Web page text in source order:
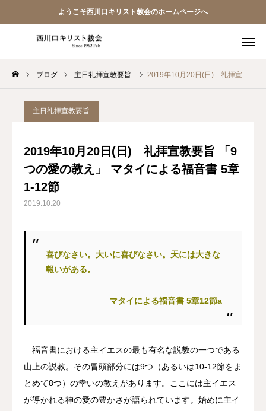
ようこそ西川口キリスト教会のホームページへ
ブログ 主日礼拝宣教要旨 2019年10月20日(日) 礼拝宣教要旨 「9つの愛の教え」 マタイによる福音書 5章1-12節
主日礼拝宣教要旨
2019年10月20日(日) 礼拝宣教要旨 「9
つの愛の教え」 マタイによる福音書 5章
1-12節
2019.10.20
喜びなさい。大いに喜びなさい。天には大きな
報いがある。
マタイによる福音書 5章12節a
福音書における主イエスの最も有名な説教の一つである
山上の説教。その冒頭部分には9つ（あるいは10-12節をま
とめて8つ）の幸いの教えがあります。ここには主イエス
が導かれる神の愛の豊かさが語られています。始めに主イ
教会員ページ
ようこそ桜並木の教会へ
西川口キリスト教会 信仰告白
案内･地図